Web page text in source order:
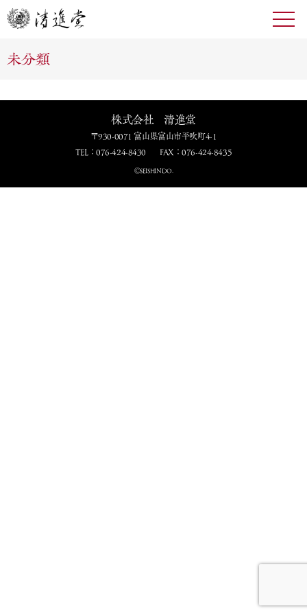
toggle
未分類
株式会社 清進堂
〒930-0071 富山県富山市平吹町4-1
TEL：076-424-8430
FAX：076-424-8435
ⒸSEISHINDO.